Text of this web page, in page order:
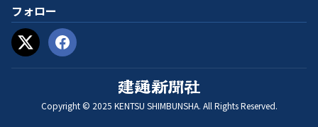
フォロー
Copyright © 2025 KENTSU SHIMBUNSHA. All Rights Reserved.